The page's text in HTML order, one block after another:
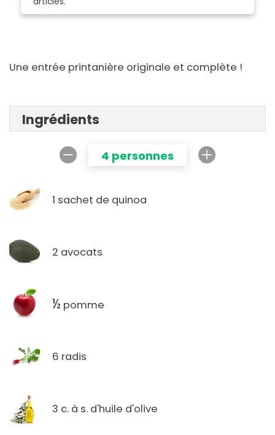
Une entrée printanière originale et complète !
Ingrédients
4 personnes
1 sachet de quinoa
2 avocats
½ pomme
6 radis
3 c. à s. d'huile d'olive